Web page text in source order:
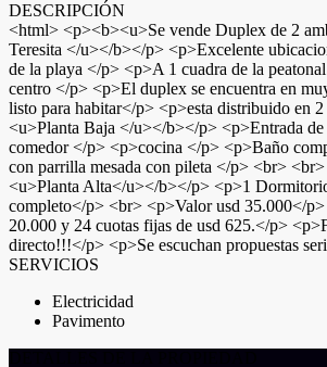
DESCRIPCIÓN
<html> <p><b><u>Se vende Duplex de 2
Teresita </u></b></p> <p>Excelente
de la playa </p> <p>A 1 cuadra de la
centro </p> <p>El duplex se encuentra en
listo para habitar</p> <p>esta distribuido en
<u>Planta Baja </u></b></p> <p>Entrada
comedor </p> <p>cocina </p> <p>Baño
con parrilla mesada con pileta </p> <br>
<u>Planta Alta</u></b></p> <p>1
completo</p> <br> <p>Valor usd 35.000</
20.000 y 24 cuotas fijas de usd 625.</p>
directo!!!</p> <p>Se escuchan propuestas
SERVICIOS
Electricidad
Pavimento